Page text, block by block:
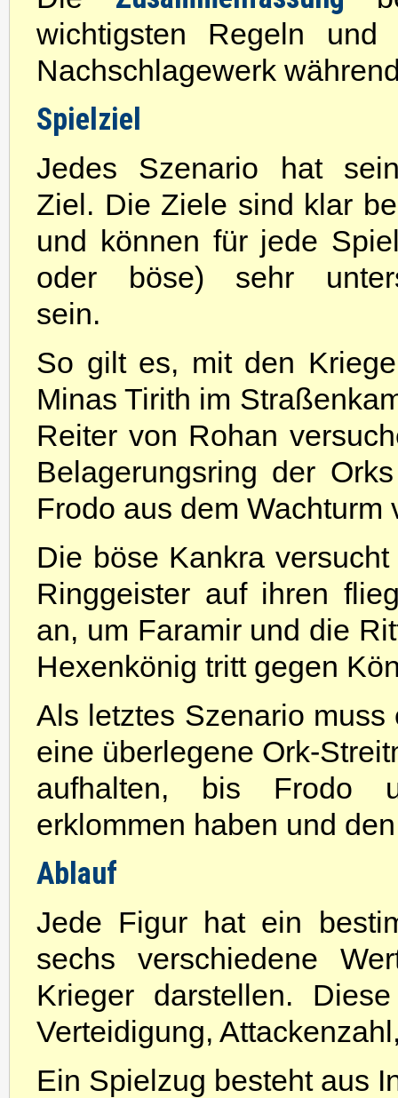
wichtigsten Regeln
Nachschlagewerk
Spielziel
Jedes Szenario hat
Ziel. Die Ziele sind klar
und können für jede
oder böse) sehr
sein.
So gilt es, mit den
Minas Tirith im
Reiter von Rohan
Belagerungsring der
Frodo aus dem
Die böse Kankra
Ringgeister auf ihren
an, um Faramir und die
Hexenkönig tritt gegen
Als letztes Szenario
eine überlegene Ork-
aufhalten, bis Frodo
erklommen haben und
Ablauf
Jede Figur hat ein
sechs verschiedene
Krieger darstellen.
Verteidigung,
Ein Spielzug besteht aus